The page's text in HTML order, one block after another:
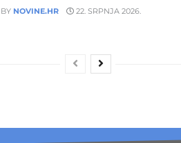
BY NOVINE.HR 22. SRPNJA 2026.